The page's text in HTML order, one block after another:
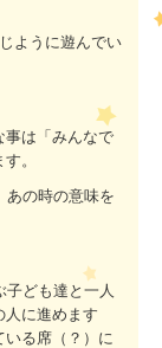
ように遊んでい
は「みんなで
。
あの時の意味を
ども達と一人
人に進めます
る席（？）に